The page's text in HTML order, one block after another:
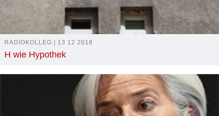
RADIOKOLLEG | 13 12 2018
H wie Hypothek